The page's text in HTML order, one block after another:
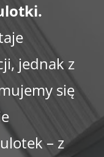
jednak z
się
– z